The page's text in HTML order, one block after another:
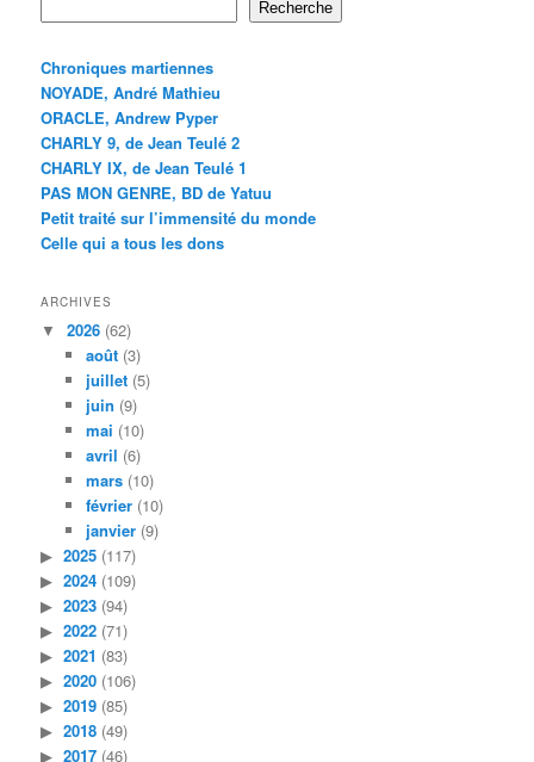
Recherche
Chroniques martiennes
NOYADE, André Mathieu
ORACLE, Andrew Pyper
CHARLY 9, de Jean Teulé 2
CHARLY IX, de Jean Teulé 1
PAS MON GENRE, BD de Yatuu
Petit traité sur l’immensité du monde
Celle qui a tous les dons
ARCHIVES
2026 (62)
août(3)
juillet(5)
juin (9)
mai (10)
avril (6)
mars(10)
février(10)
janvier(9)
2025 (117)
2024 (109)
2023 (94)
2022 (71)
2021 (83)
2020 (106)
2019 (85)
2018 (49)
2017 (46)